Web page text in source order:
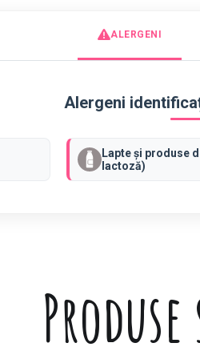
ALERGENI
Alergeni
Lapte și produse
lactoză)